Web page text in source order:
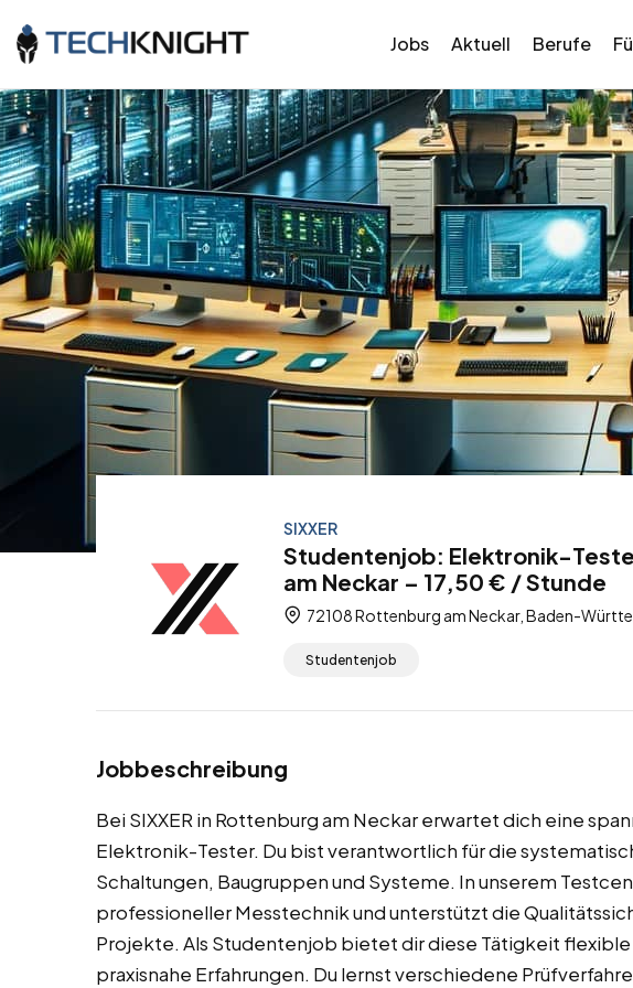
Jobs Aktuell Berufe
SIXXER
Studentenjob: Elektronik-
am Neckar – 17,50 € / Stunde
72108 Rottenburg am Neckar, Baden-
Studentenjob
Jobbeschreibung
Bei SIXXER in Rottenburg am Neckar erwartet dich eine
Elektronik-Tester. Du bist verantwortlich für die
Schaltungen, Baugruppen und Systeme. In unserem
professioneller Messtechnik und unterstützt die
Projekte. Als Studentenjob bietet dir diese Tätigkeit
praxisnahe Erfahrungen. Du lernst verschiedene